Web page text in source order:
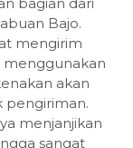
Bajo.
mengirim
akan
pengiriman.
menjanjikan
sangat